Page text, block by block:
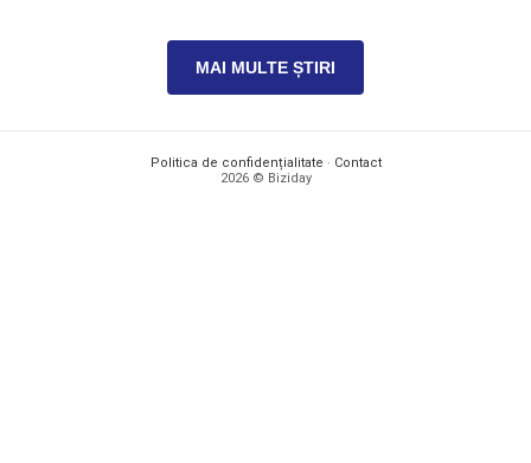
MAI MULTE ȘTIRI
Politica de confidențialitate · Contact
2026 © Biziday